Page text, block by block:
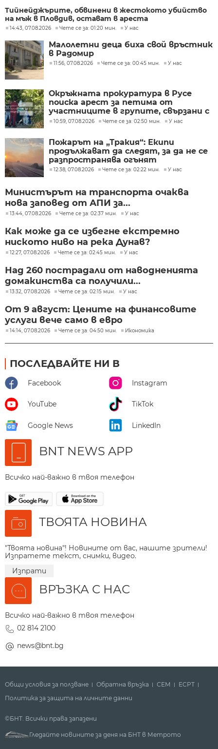
Тийнейджърите, обвинени в жестокото убийство
на мъж в Пловдив, остават в ареста
14:43, 07.08.2026 Чете се за: 01:20 мин. У нас
Малолетни деца биха свой връстник
в Радомир
11:56, 07.08.2026 Чете се за: 00:45 мин. У нас
Окръжната прокуратура в Русе
поиска арест за петима от
участниците в групите, свързани с
разбитата лаборатория за
10:59, 07.08.2026 Чете се за: 02:50 мин. У нас
Пожарът на „Тракия“: Екипи
продължават да следят, за да не се
разпространява огънят
12:38, 07.08.2026 Чете се за: 02:22 мин. У нас
Министърът на транспорта очаква
нова заповед от АПИ за...
13:44, 07.08.2026 Чете се за: 02:37 мин. У нас
Как може да се избегне екстремно
ниското ниво на река Дунав?
12:27, 07.08.2026 Чете се за: 02:45 мин. У нас
Над 260 пострадали от наводненията
домакинства са получили...
13:32, 07.08.2026 Чете се за: 02:15 мин. У нас
От 9 август: Цените на финансовите
услуги вече само в евро
14:14, 07.08.2026 Чете се за: 04:50 мин. Икономика
ПОСЛЕДВАЙТЕ НИ В
Facebook Instagram
YouTube TikTok
Google News LinkedIn
BNT NEWS APP
Всичко най-важно в твоя телефон
ТВОЯТА НОВИНА
"Твоята новина"! Новините от вас, нашите зрители!
Изпратете текст, снимки, видео.
Изпрати
ВРЪЗКА С НАС
Всичко най-важно в твоя телефон
02 814 2100
news@bnt.bg
Общи условия за ползване Обратна връзка СЕМ
ECPT
Политика за защита на личните данни
©БНТ. Всички права запазени
Гледайте новините за деня на БНТ в Метрото